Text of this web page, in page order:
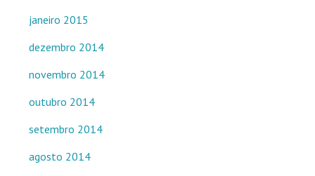
janeiro 2015
dezembro 2014
novembro 2014
outubro 2014
setembro 2014
agosto 2014